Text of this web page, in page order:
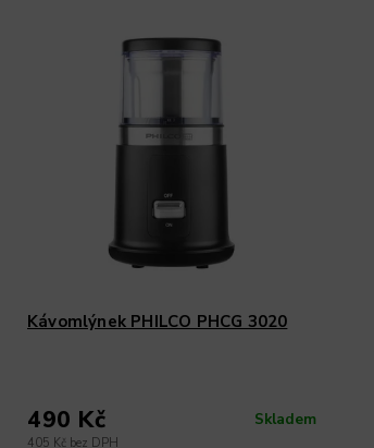
Kávomlýnek PHILCO PHCG 3020
Skladem
405 Kč bez DPH
490 Kč